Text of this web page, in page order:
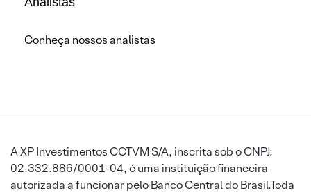
Conheça nossos analistas
A XP Investimentos CCTVM S/A, inscrita sob o CNPJ:
02.332.886/0001-04, é uma instituição financeira
autorizada a funcionar pelo Banco Central do Brasil.Toda